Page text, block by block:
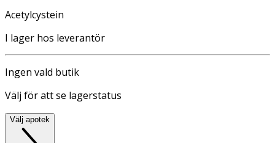
Acetylcystein
I lager hos leverantör
Ingen vald butik
Välj för att se lagerstatus
Välj apotek